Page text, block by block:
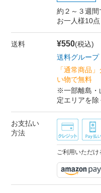
約２～３週間
お一人様10
送料 ¥550(税込)
送料グループ
「通常商品
い物で無料
※一部離島・
定エリアを除
お支払い
方法
ご利用いただけ